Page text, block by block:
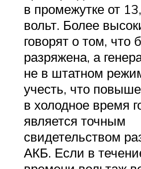
в промежутке от
вольт. Более
говорят о том, что
разряжена, а
не в штатном
учесть, что
в холодное время
является точным
свидетельством
АКБ. Если в